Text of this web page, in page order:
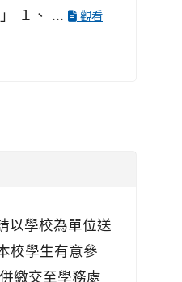
１、 ...
觀看
以學校為單位送
校學生有意參
繳交至學務處